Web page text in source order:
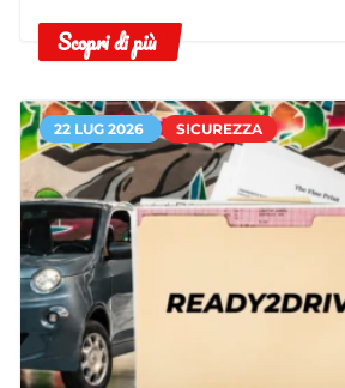
Scopri di più
22 LUG 2026 SICUREZZA